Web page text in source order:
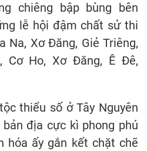
chiêng bập bùng bên
lễ hội đậm chất sử thi
Na, Xơ Đăng, Giẻ Triêng,
Cơ Ho, Xơ Đăng, Ê Đê,
thiểu số ở Tây Nguyên
địa cực kì phong phú
hóa ấy gắn kết chặt chẽ